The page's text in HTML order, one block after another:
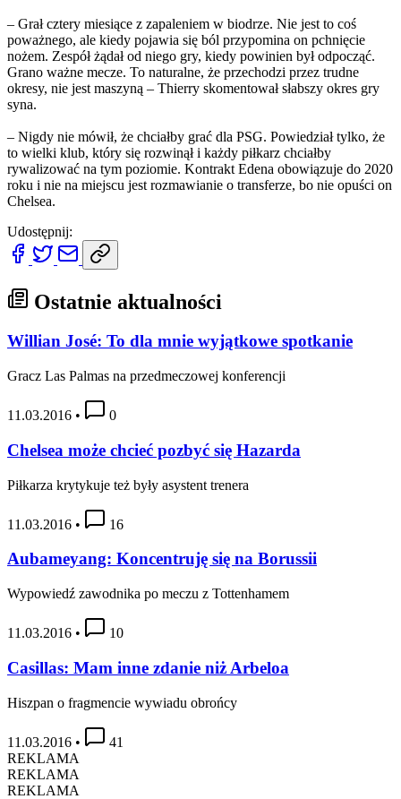
– Grał cztery miesiące z zapaleniem w biodrze. Nie jest to coś
poważnego, ale kiedy pojawia się ból przypomina on pchnięcie
nożem. Zespół żądał od niego gry, kiedy powinien był odpocząć.
Grano ważne mecze. To naturalne, że przechodzi przez trudne
okresy, nie jest maszyną – Thierry skomentował słabszy okres gry
syna.
– Nigdy nie mówił, że chciałby grać dla PSG. Powiedział tylko, że
to wielki klub, który się rozwinął i każdy piłkarz chciałby
rywalizować na tym poziomie. Kontrakt Edena obowiązuje do 2020
roku i nie na miejscu jest rozmawianie o transferze, bo nie opuści on
Chelsea.
Udostępnij:
Ostatnie aktualności
Willian José: To dla mnie wyjątkowe spotkanie
Gracz Las Palmas na przedmeczowej konferencji
11.03.2016 • 0
Chelsea może chcieć pozbyć się Hazarda
Piłkarza krytykuje też były asystent trenera
11.03.2016 • 16
Aubameyang: Koncentruję się na Borussii
Wypowiedź zawodnika po meczu z Tottenhamem
11.03.2016 • 10
Casillas: Mam inne zdanie niż Arbeloa
Hiszpan o fragmencie wywiadu obrońcy
11.03.2016 •
41
REKLAMA
REKLAMA
REKLAMA